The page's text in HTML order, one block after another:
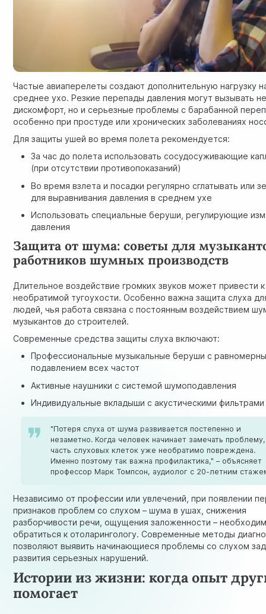
Частые авиаперелеты создают дополнительную нагрузку
среднее ухо. Резкие перепады давления могут вызывать
дискомфорт, но и серьезные проблемы с барабанной
особенно при простуде или хронических заболеваниях
Для защиты ушей во время полета рекомендуется:
За час до полета использовать сосудосуживающие
(при отсутствии противопоказаний)
Во время взлета и посадки регулярно сглатывать или
для выравнивания давления в среднем ухе
Использовать специальные беруши, регулирующие
давления
Защита от шума: советы для
работников шумных производств
Длительное воздействие громких звуков может привести к
необратимой тугоухости. Особенно важна защита слуха
людей, чья работа связана с постоянным воздействием
музыкантов до строителей.
Современные средства защиты слуха включают:
Профессиональные музыкальные беруши с
подавлением всех частот
Активные наушники с системой шумоподавления
Индивидуальные вкладыши с акустическими фильтрами
"Потеря слуха от шума развивается постепенно и
незаметно. Когда человек начинает замечать проблему,
часть слуховых клеток уже необратимо повреждена.
Именно поэтому так важна профилактика," – объясняет
профессор Марк Томпсон, аудиолог с 20-летним
Независимо от профессии или увлечений, при появлении
признаков проблем со слухом – шума в ушах, снижения
разборчивости речи, ощущения заложенности –
обратиться к отоларингологу. Современные методы
позволяют выявить начинающиеся проблемы со слухом
развития серьезных нарушений.
Истории из жизни: когда опыт
помогает